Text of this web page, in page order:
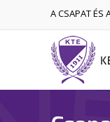
A CSAPAT ÉS